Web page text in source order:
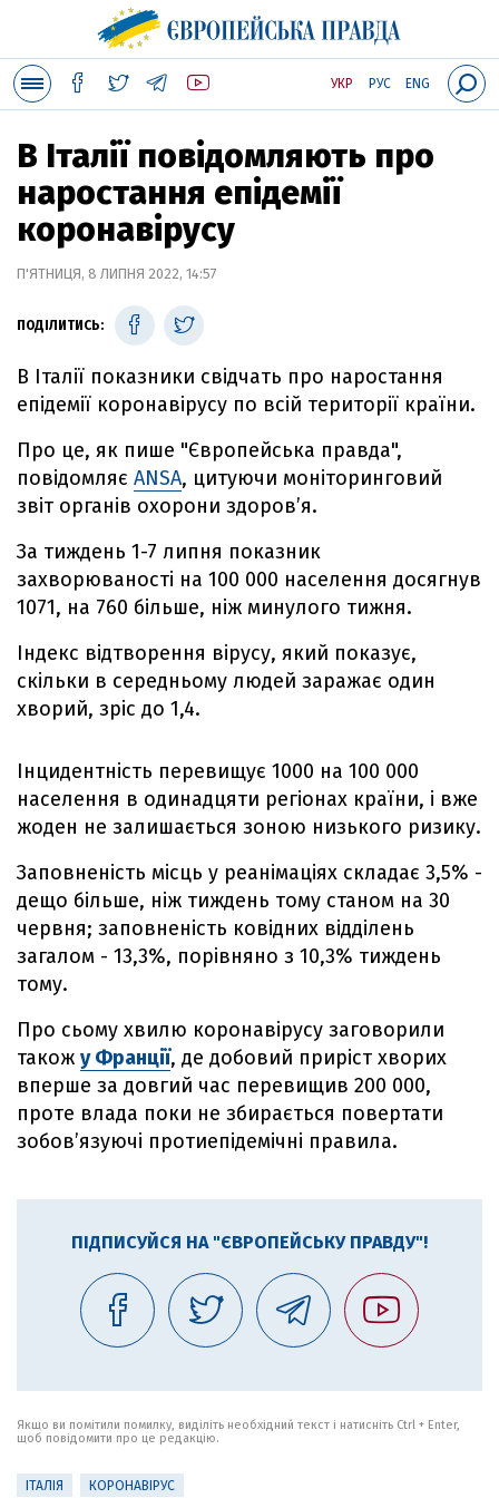
УКР РУС ENG
В Італії повідомляють про
наростання епідемії
коронавірусу
П'ЯТНИЦЯ, 8 ЛИПНЯ 2022, 14:57
ПОДІЛИТИСЬ:
В Італії показники свідчать про наростання
епідемії коронавірусу по всій території країни.
Про це, як пише "Європейська правда",
повідомляє ANSA, цитуючи моніторинговий
звіт органів охорони здоров’я.
За тиждень 1-7 липня показник
захворюваності на 100 000 населення досягнув
1071, на 760 більше, ніж минулого тижня.
Індекс відтворення вірусу, який показує,
скільки в середньому людей заражає один
хворий, зріс до 1,4.
Інцидентність перевищує 1000 на 100 000
населення в одинадцяти регіонах країни, і вже
жоден не залишається зоною низького ризику.
Заповненість місць у реанімаціях складає 3,5% -
дещо більше, ніж тиждень тому станом на 30
червня; заповненість ковідних відділень
загалом - 13,3%, порівняно з 10,3% тиждень
тому.
Про сьому хвилю коронавірусу заговорили
також у Франції, де добовий приріст хворих
вперше за довгий час перевищив 200 000,
проте влада поки не збирається повертати
зобов’язуючі протиепідемічні правила.
ПІДПИСУЙСЯ НА "ЄВРОПЕЙСЬКУ ПРАВДУ"!
Якщо ви помітили помилку, виділіть необхідний текст і натисніть Ctrl + Enter,
щоб повідомити про це редакцію.
ІТАЛІЯ КОРОНАВІРУС